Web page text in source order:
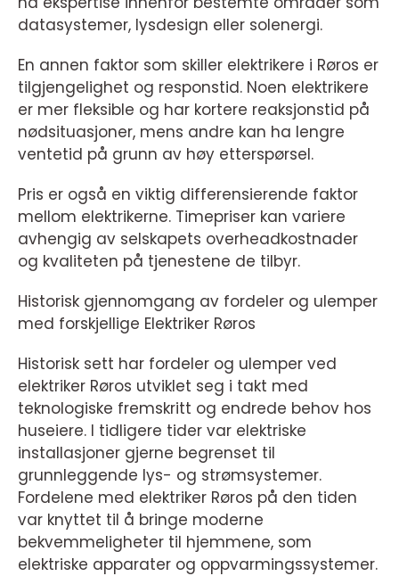
datasystemer, lysdesign eller solenergi.
En annen faktor som skiller elektrikere i Røros er
tilgjengelighet og responstid. Noen elektrikere
er mer fleksible og har kortere reaksjonstid på
nødsituasjoner, mens andre kan ha lengre
ventetid på grunn av høy etterspørsel.
Pris er også en viktig differensierende faktor
mellom elektrikerne. Timepriser kan variere
avhengig av selskapets overheadkostnader
og kvaliteten på tjenestene de tilbyr.
Historisk gjennomgang av fordeler og ulemper
med forskjellige Elektriker Røros
Historisk sett har fordeler og ulemper ved
elektriker Røros utviklet seg i takt med
teknologiske fremskritt og endrede behov hos
huseiere. I tidligere tider var elektriske
installasjoner gjerne begrenset til
grunnleggende lys- og strømsystemer.
Fordelene med elektriker Røros på den tiden
var knyttet til å bringe moderne
bekvemmeligheter til hjemmene, som
elektriske apparater og oppvarmingssystemer.